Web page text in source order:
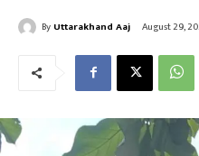
By Uttarakhand Aaj August 29,